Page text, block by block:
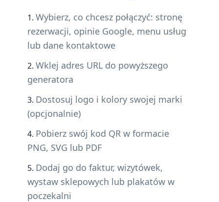
Wybierz, co chcesz połączyć: stronę
rezerwacji, opinie Google, menu usług
lub dane kontaktowe
Wklej adres URL do powyższego
generatora
Dostosuj logo i kolory swojej marki
(opcjonalnie)
Pobierz swój kod QR w formacie
PNG, SVG lub PDF
Dodaj go do faktur, wizytówek,
wystaw sklepowych lub plakatów w
poczekalni